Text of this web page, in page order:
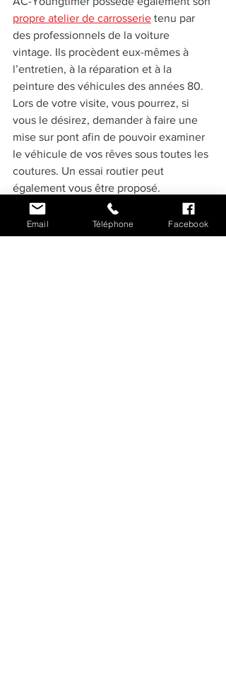
propre atelier de carrosserie tenu par
des professionnels de la voiture
vintage. Ils procèdent eux-mêmes à
l’entretien, à la réparation et à la
peinture des véhicules des années 80.
Lors de votre visite, vous pourrez, si
vous le désirez, demander à faire une
mise sur pont afin de pouvoir examiner
le véhicule de vos rêves sous toutes les
coutures. Un essai routier peut
également vous être proposé.
Vous cherchez à procéder à l’
achat
d’une voiture des années 80 à
Email Téléphone Facebook